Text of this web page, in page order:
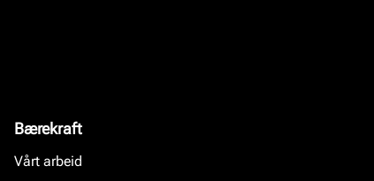
Bærekraft
Vårt arbeid